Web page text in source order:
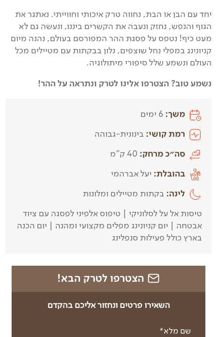
יחד עם הבן או הבת, נחווה טרק איכותי וחווייתי. נאתגר את
הגוף והנפש, נחזק ונעבה את הקשרים ביננו, ונעשה גם לא
מעט כיף! נטפס על פסגת ההר המפורסם בעולם, נהנה מיום
קניונינג במפלי נחל שוצפים, נלון בבקתות עם מטיילים מכל
העולם ונשמע שלל סיפורי מיתולוגיה.
נשמע טוב? הצטרפו אלינו לטרק ונתראה על ההר!
משך:
רמת קושי: בינונית-גבוהה
סה״כ מרחק:
בהובלת: יעל אברהמי
לינה: בקתות מטיילים ומלונות
טיסות אל על לסלוניקי | טיפוס אלפיני לפסגה עם ציוד
אבטחה | יום קניונינג מפלים מקצועי ומהנה | יום הכנה
בארץ כולל פעילות סנפלינג​​
הצטרפו לטרק הבא!
השאירו פרטים ונחזור אליכם בהקדם
שם מלא*